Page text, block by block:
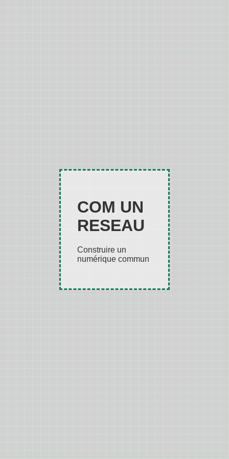
COM UN
RESEAU
Construire un
numérique commun